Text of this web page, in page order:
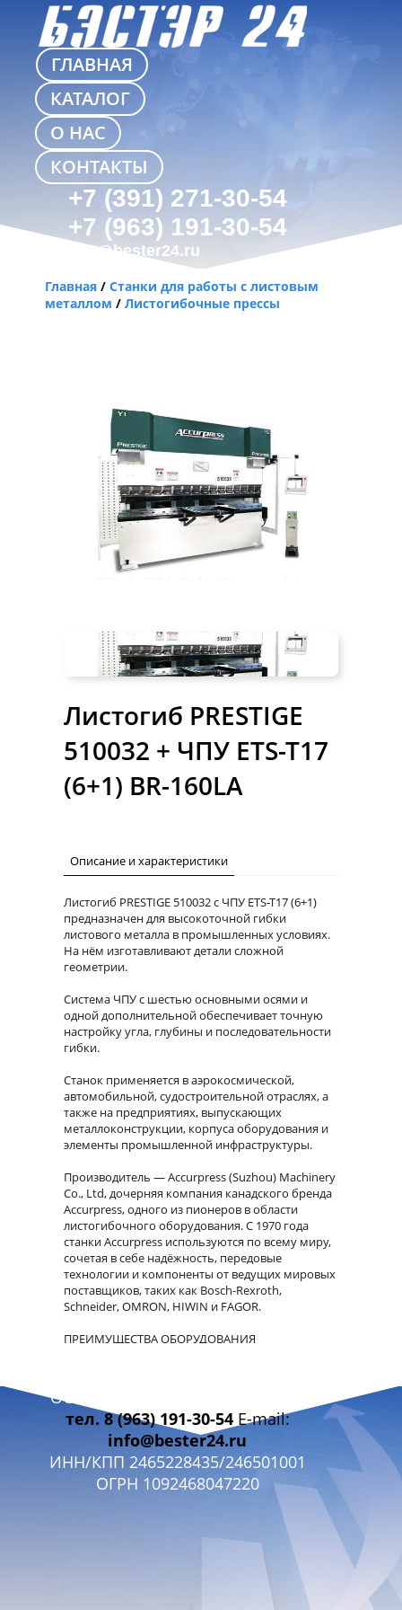
ГЛАВНАЯ
КАТАЛОГ
О НАС
КОНТАКТЫ
+7 (391) 271-30-54
+7 (963) 191-30-54
info@bester24.ru
Главная /Станки для работы с листовым
металлом /Листогибочные прессы
Листогиб PRESTIGE
510032 + ЧПУ ETS-T17
(6+1) BR-160LA
Описание и характеристики
Листогиб PRESTIGE 510032 с ЧПУ ETS-T17 (6+1)
предназначен для высокоточной гибки
листового металла в промышленных условиях.
На нём изготавливают детали сложной
геометрии.
Система ЧПУ с шестью основными осями и
одной дополнительной обеспечивает точную
настройку угла, глубины и последовательности
гибки.
Станок применяется в аэрокосмической,
автомобильной, судостроительной отраслях, а
также на предприятиях, выпускающих
металлоконструкции, корпуса оборудования и
элементы промышленной инфраструктуры.
Производитель — Accurpress (Suzhou) Machinery
Co., Ltd, дочерняя компания канадского бренда
Accurpress, одного из пионеров в области
листогибочного оборудования. С 1970 года
станки Accurpress используются по всему миру,
сочетая в себе надёжность, передовые
технологии и компоненты от ведущих мировых
поставщиков, таких как Bosch-Rexroth,
Schneider, OMRON, HIWIN и FAGOR.
ПРЕИМУЩЕСТВА ОБОРУДОВАНИЯ
полный контроль над каждым этапом гибки.
2. Безопасная работа
Интегрированная лазерная система защиты DSP
минимизирует риски для оператора.
В комплект входят цельные и секционные
пуансоны и матрицы — всё необходимое для
Производится под брендом Accurpress —
ООО «БЭСТЭР 24» г. Красноярск
тел. 8 (963) 191-30-54E-mail:
info@bester24.ru
ИНН/КПП 2465228435/246501001
ОГРН 1092468047220